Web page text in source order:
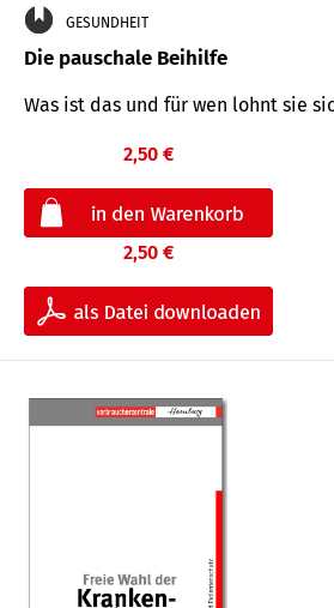
GESUNDHEIT
Die pauschale Beihilfe
Was ist das und für wen lohnt sie
2,50 €
2,50 €